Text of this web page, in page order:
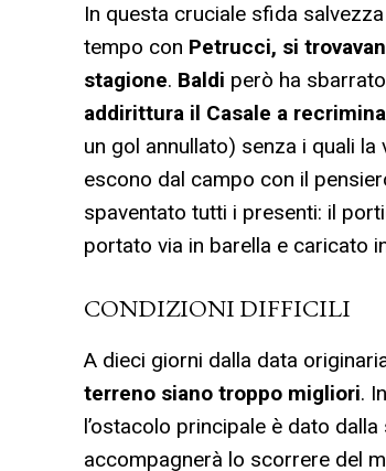
In questa cruciale sfida salvezza
tempo con Petrucci, si
stagione. Baldi però ha
addirittura il Casale a
un gol annullato) senza i quali
escono dal campo con il
spaventato tutti i presenti: il
portato via in barella e caricato
CONDIZIONI DIFFICILI
A dieci giorni dalla data
terreno siano troppo migliori.
l’ostacolo principale è dato
accompagnerà lo scorrere del